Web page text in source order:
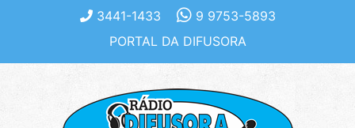
3441-1433
9 9753-5893
PORTAL DA DIFUSORA